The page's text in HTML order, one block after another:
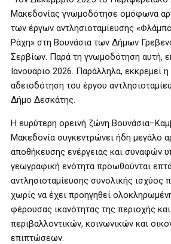
Μακεδονίας γνωμοδότησε ομόφωνα
των έργων αντλησιοταμίευσης
Ράχη» στη Βουνάσια των Δήμων
Σερβίων. Παρά τη γνωμοδότηση αυτή,
Ιανουάριο 2026. Παράλληλα, εκκρεμεί η
αδειοδότηση του έργου
Δήμο Δεσκάτης.
Η ευρύτερη ορεινή ζώνη
Μακεδονία συγκεντρώνει ήδη μεγάλο
αποθήκευσης ενέργειας και συναφών
γεωγραφική ενότητα προωθούνται
αντλησιοταμίευσης συνολικής ισχύος
χωρίς να έχει προηγηθεί
φέρουσας ικανότητας της περιοχής
περιβαλλοντικών, κοινωνικών και
επιπτώσεων.